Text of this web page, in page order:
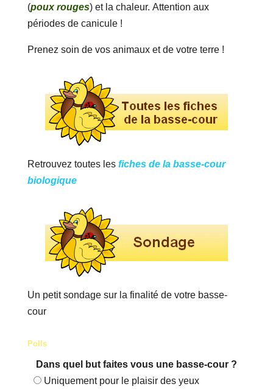
(poux rouges) et la chaleur. Attention aux
périodes de canicule !
Prenez soin de vos animaux et de votre terre !
Retrouvez toutes les fiches de la basse-cour
biologique
Un petit sondage sur la finalité de votre basse-
cour
Polls
Dans quel but faites vous une basse-cour ?
Uniquement pour le plaisir des yeux